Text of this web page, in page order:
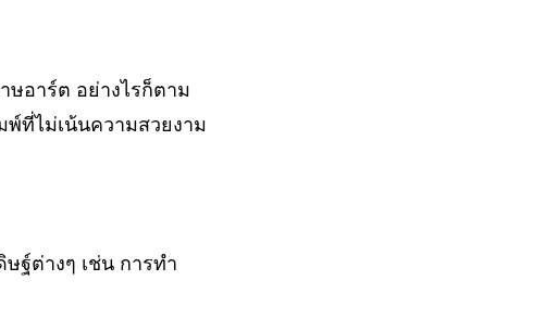
ษอาร์ต อย่างไรก็ตาม
ที่ไม่เน้นความสวยงาม
ฐ์ต่างๆ เช่น การทำ